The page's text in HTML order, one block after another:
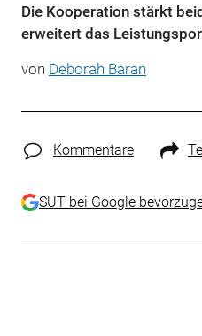
Die Kooperation stärkt
erweitert das
von Deborah Baran
Kommentare
SUT bei Google